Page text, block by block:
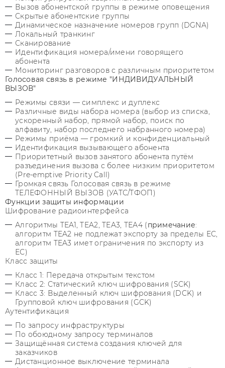
Вызов абонентской группы в режиме оповещения
Скрытые абонентские группы
Динамическое назначение номеров групп (DGNA)
Локальный транкинг
Сканирование
Идентификация номера/имени говорящего
абонента
Мониторинг разговоров с различным приоритетом
Голосовая связь в режиме "ИНДИВИДУАЛЬНЫЙ
ВЫЗОВ"
Режимы связи — симплекс и дуплекс
Различные виды набора номера (выбор из списка,
ускоренный набор, прямой набор, поиск по
алфавиту, набор последнего набранного номера)
Режимы приёма — громкий и конфиденциальный
Идентификация вызывающего абонента
Приоритетный вызов занятого абонента путём
разъединения вызова с более низким приоритетом
(Pre-emptive Priority Call)
Громкая связь Голосовая связь в режиме
ТЕЛЕФОННЫЙ ВЫЗОВ (УАТС/ТФОП)
Функции защиты информации
Шифрование радиоинтерфейса
Алгоритмы TEA1, TEA2, TEA3, ТЕА4 (примечание:
алгоритм TEA2 не подлежат экспорту за пределы ЕС,
алгоритм TEA3 имет ограничения по экспорту из
ЕС)
Класс защиты
Класс 1: Передача открытым текстом
Класс 2: Статический ключ шифрования (SCK)
Класс 3: Выделенный ключ шифрования (DCK) и
Групповой ключ шифрования (GCK)
Аутентификация
По запросу инфраструктуры
По обоюдному запросу терминалов
Защищённая система создания ключей для
заказчиков
Дистанционное выключение терминала